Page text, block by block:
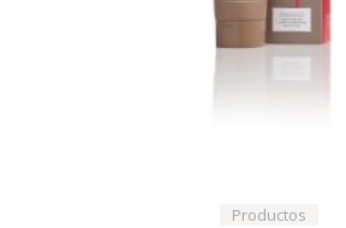
Productos